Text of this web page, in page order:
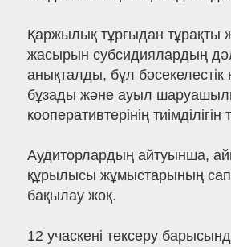
Қаржылық тұрғыдан тұрақты
жасырын субсидиялардың
анықталды, бұл бәсекелестік
бұзады және ауыл
кооперативтерінің
Аудиторлардың айтуынша,
құрылысы жұмыстарының
бақылау жоқ.
12 учаскені тексеру